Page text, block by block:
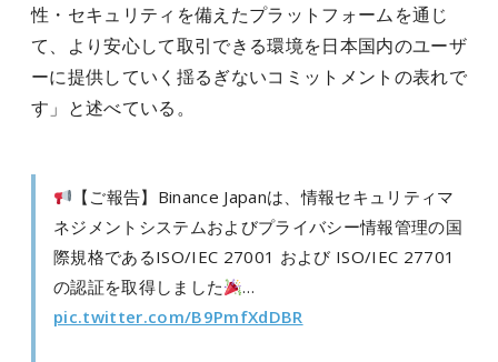
性・セキュリティを備えたプラットフォームを通じ
て、より安心して取引できる環境を日本国内のユーザ
ーに提供していく揺るぎないコミットメントの表れで
す」と述べている。
【ご報告】Binance Japanは、情報セキュリティマ
ネジメントシステムおよびプライバシー情報管理の国
際規格であるISO/IEC 27001 および ISO/IEC 27701
の認証を取得しました
…
pic.twitter.com/B9PmfXdDBR